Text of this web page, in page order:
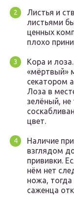
Листья и
листьями
ценных
плохо
Кора и
«мёртвый»
секатором
Лоза в
зелёный, не
цвет.
Наличие
взглядом
прививки.
нём нет
ножа,
саженца